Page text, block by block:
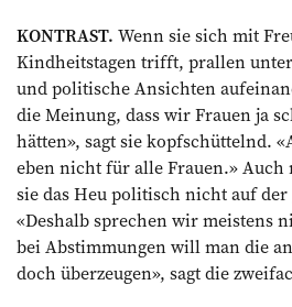
KONTRAST. Wenn sie sich mit
Kindheitstagen trifft, prallen
und politische Ansichten
die Meinung, dass wir Frauen ja
hätten», sagt sie kopfschüttelnd.
eben nicht für alle Frauen.»
sie das Heu politisch nicht auf
«Deshalb sprechen wir meistens
bei Abstimmungen will man die
doch überzeugen», sagt die